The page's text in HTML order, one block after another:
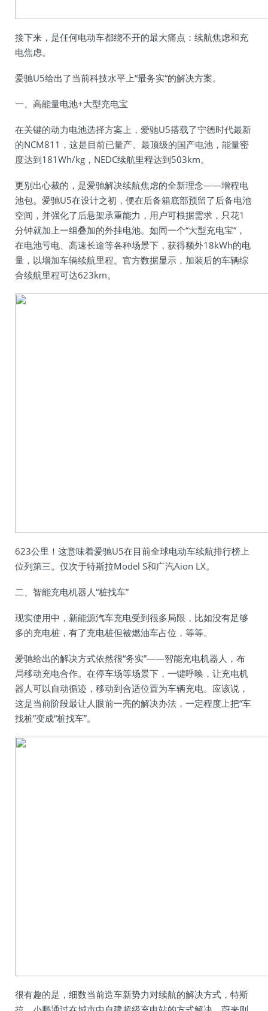
接下来，是任何电动车都绕不开的最大痛点：续航焦虑和充
电焦虑。
爱驰U5给出了当前科技水平上“最务实“的解决方案。
一、高能量电池+大型充电宝
在关键的动力电池选择方案上，爱驰U5搭载了宁德时代最新
的NCM811，这是目前已量产、最顶级的国产电池，能量密
度达到181Wh/kg，NEDC续航里程达到503km。
更别出心裁的，是爱驰解决续航焦虑的全新理念——增程电
池包。爱驰U5在设计之初，便在后备箱底部预留了后备电池
空间，并强化了后悬架承重能力，用户可根据需求，只花1
分钟就加上一组叠加的外挂电池。如同一个“大型充电宝“，
在电池亏电、高速长途等各种场景下，获得额外18kWh的电
量，以增加车辆续航里程。官方数据显示，加装后的车辆综
合续航里程可达623km。
623公里！这意味着爱驰U5在目前全球电动车续航排行榜上
位列第三。仅次于特斯拉Model S和广汽Aion LX。
二、智能充电机器人“桩找车”
现实使用中，新能源汽车充电受到很多局限，比如没有足够
多的充电桩，有了充电桩但被燃油车占位，等等。
爱驰给出的解决方式依然很“务实”——智能充电机器人，布
局移动充电合作。在停车场等场景下，一键呼唤，让充电机
器人可以自动循迹，移动到合适位置为车辆充电。应该说，
这是当前阶段最让人眼前一亮的解决办法，一定程度上把“车
找桩”变成“桩找车”。
很有趣的是，细数当前造车新势力对续航的解决方式，特斯